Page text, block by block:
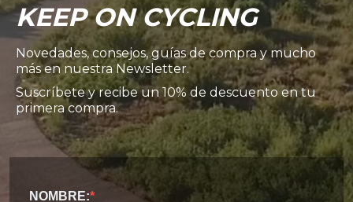
KEEP ON CYCLING
Novedades, consejos, guías de compra y mucho
más en nuestra Newsletter.
Suscríbete y recibe un 10% de descuento en tu
primera compra.
NOMBRE: